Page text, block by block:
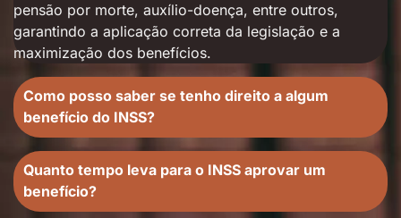
pensão por morte, auxílio-doença, entre outros,
garantindo a aplicação correta da legislação e a
maximização dos benefícios.
Como posso saber se tenho direito a algum
benefício do INSS?
Quanto tempo leva para o INSS aprovar um
benefício?